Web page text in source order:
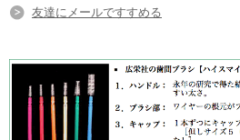
友達にメールですすめる